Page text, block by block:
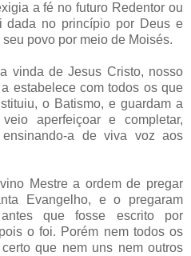
a fé no futuro Redentor ou
dada no princípio por Deus e
povo por meio de Moisés.
vinda de Jesus Cristo, nosso
estabelece com todos os que
o Batismo, e guardam a
aperfeiçoar e completar,
a de viva voz aos
Mestre a ordem de pregar
Evangelho, e o pregaram
que fosse escrito por
o foi. Porém nem todos os
que nem uns nem outros